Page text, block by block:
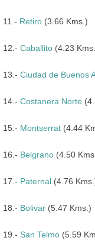
11.- Retiro (3.66 Kms.)
12.- Caballito (4.23
13.- Ciudad de Buenos
14.- Costanera Norte
15.- Montserrat (4.44
16.- Belgrano (4.50
17.- Paternal (4.76
18.- Bolivar (5.47 Kms.)
19.- San Telmo (5.59